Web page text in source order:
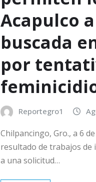
Acapulco
buscada
por
Reportegro1
Chilpancingo, Gro., a 6
resultado de trabajos de
a una solicitud…